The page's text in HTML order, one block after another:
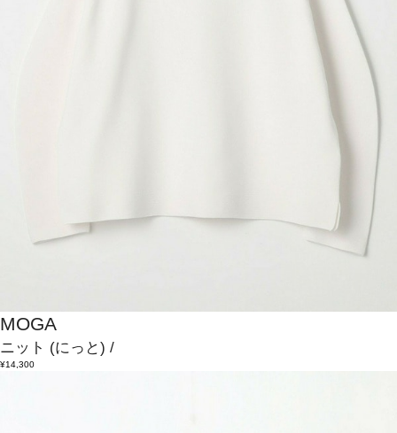
MOGA
ニット (にっと) /
¥14,300